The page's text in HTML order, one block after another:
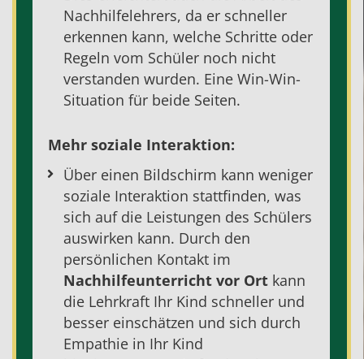
Nachhilfelehrers, da er schneller
erkennen kann, welche Schritte oder
Regeln vom Schüler noch nicht
verstanden wurden. Eine Win-Win-
Situation für beide Seiten.
Mehr soziale Interaktion:
Über einen Bildschirm kann weniger
soziale Interaktion stattfinden, was
sich auf die Leistungen des Schülers
auswirken kann. Durch den
persönlichen Kontakt im
Nachhilfeunterricht vor Ort kann
die Lehrkraft Ihr Kind schneller und
besser einschätzen und sich durch
Empathie in Ihr Kind